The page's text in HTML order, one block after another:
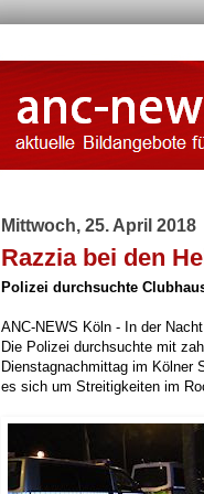
Mittwoch, 25. April 2018
Razzia bei den
Polizei durchsuchte
ANC-NEWS Köln - In der
Die Polizei durchsuchte mit
Dienstagnachmittag im Kölner
es sich um Streitigkeiten im